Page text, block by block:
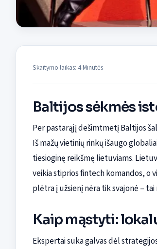
Skaitymo laikas: 4 Minutės
Baltijos sėkmės
Per pastarąjį dešimtmetį Baltijos
Iš mažų vietinių rinkų išaugo
tiesioginę reikšmę lietuviams.
veikia stiprios fintech komandos, o
plėtra į užsienį nėra tik svajonė –
Kaip mąstyti:
Ekspertai suka galvas dėl